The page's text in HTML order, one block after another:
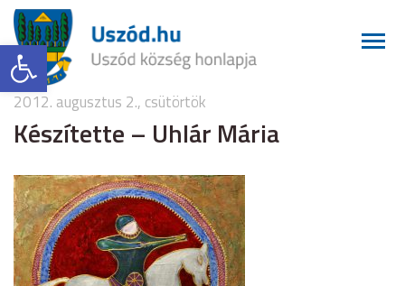
Eszköztár megnyitása
2012. augusztus 2., csütörtök
Készítette – Uhlár Mária